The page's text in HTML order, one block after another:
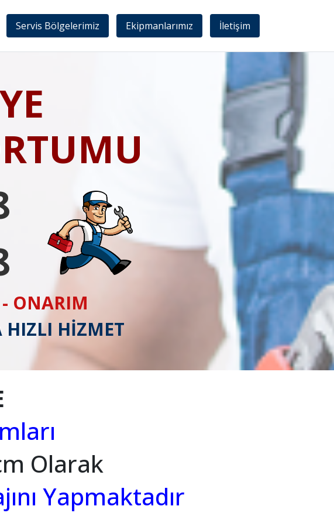
Servis Bölgelerimiz Ekipmanlarımız İletişim
ONARIM
HIZLI HİZMET
Olarak
Yapmaktadır